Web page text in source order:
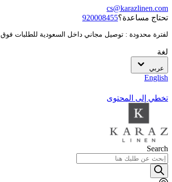
cs@karazlinen.com
تحتاج مساعدة؟920008455
لفترة محدودة : توصيل مجاني داخل السعودية للطلبات فوق 300 ريال
لغة
عربي
English
تخطي إلى المحتوى
Search